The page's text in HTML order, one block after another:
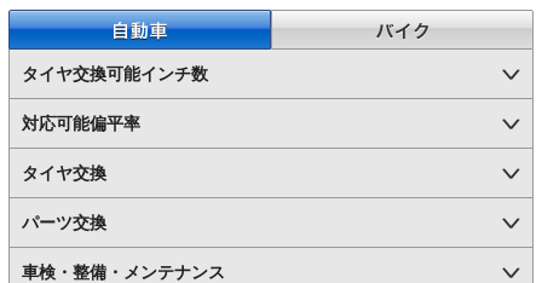
自動車
タイヤ交換可能インチ数
対応可能偏平率
タイヤ交換
パーツ交換
車検・整備・メンテナンス